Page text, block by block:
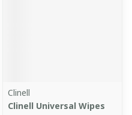
Clinell
Clinell Universal Wipes